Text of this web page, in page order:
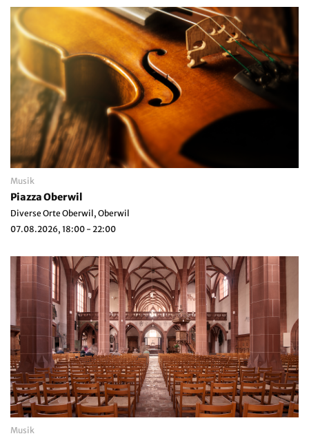
Musik
Piazza Oberwil
Diverse Orte Oberwil, Oberwil
07.08.2026, 18:00 - 22:00
Musik